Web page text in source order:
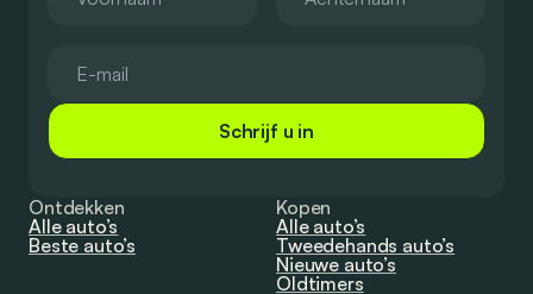
Schrijf u in
Ontdekken
Alle auto’s
Beste auto’s
Kopen
Alle auto’s
Tweedehands auto’s
Nieuwe auto’s
Oldtimers